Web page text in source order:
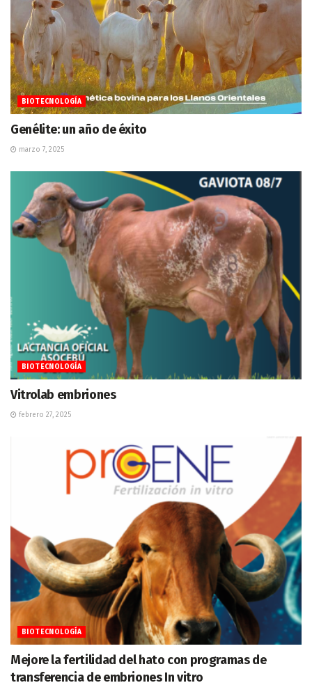
BIOTECNOLOGÍA
Genélite: un año de éxito
marzo 7, 2025
BIOTECNOLOGÍA
Vitrolab embriones
febrero 27, 2025
BIOTECNOLOGÍA
Mejore la fertilidad del hato con programas de
transferencia de embriones In vitro